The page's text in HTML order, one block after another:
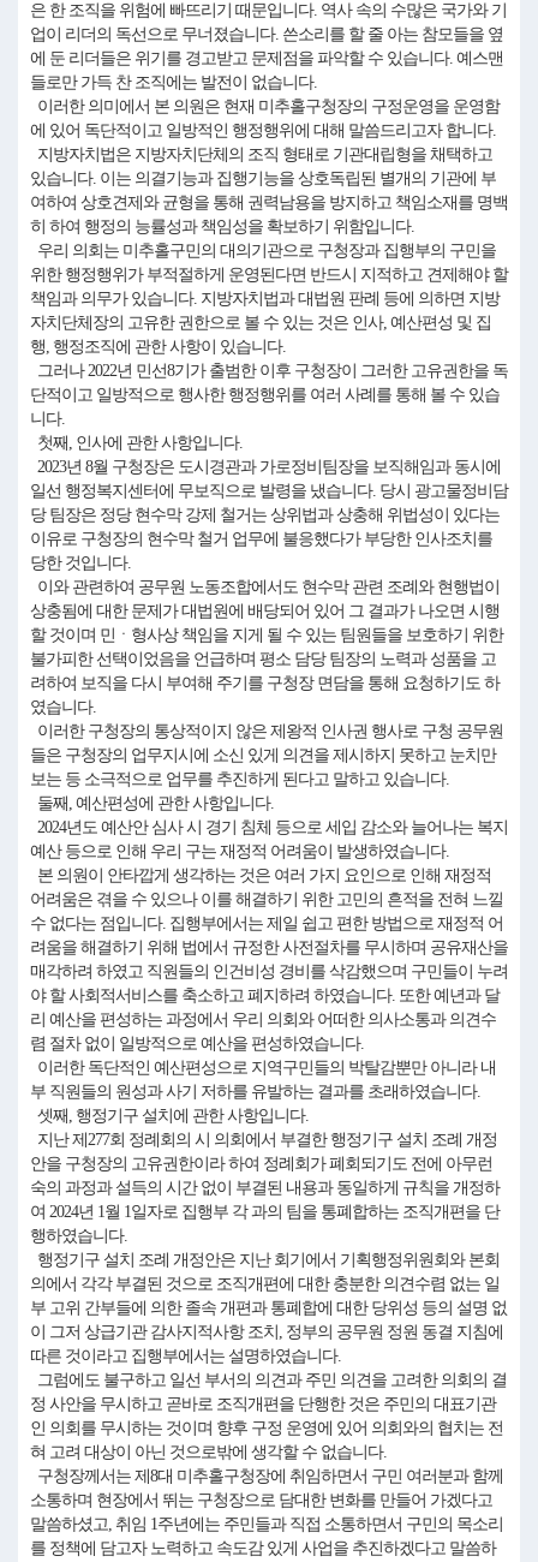
은 한 조직을 위험에 빠뜨리기 때문입니다. 역사 속의 수많은 국가와 기
업이 리더의 독선으로 무너졌습니다. 쓴소리를 할 줄 아는 참모들을 옆
에 둔 리더들은 위기를 경고받고 문제점을 파악할 수 있습니다. 예스맨
들로만 가득 찬 조직에는 발전이 없습니다.
이러한 의미에서 본 의원은 현재 미추홀구청장의 구정운영을 운영함
에 있어 독단적이고 일방적인 행정행위에 대해 말씀드리고자 합니다.
지방자치법은 지방자치단체의 조직 형태로 기관대립형을 채택하고
있습니다. 이는 의결기능과 집행기능을 상호독립된 별개의 기관에 부
여하여 상호견제와 균형을 통해 권력남용을 방지하고 책임소재를 명백
히 하여 행정의 능률성과 책임성을 확보하기 위함입니다.
우리 의회는 미추홀구민의 대의기관으로 구청장과 집행부의 구민을
위한 행정행위가 부적절하게 운영된다면 반드시 지적하고 견제해야 할
책임과 의무가 있습니다. 지방자치법과 대법원 판례 등에 의하면 지방
자치단체장의 고유한 권한으로 볼 수 있는 것은 인사, 예산편성 및 집
행, 행정조직에 관한 사항이 있습니다.
그러나 2022년 민선8기가 출범한 이후 구청장이 그러한 고유권한을 독
단적이고 일방적으로 행사한 행정행위를 여러 사례를 통해 볼 수 있습
니다.
첫째, 인사에 관한 사항입니다.
2023년 8월 구청장은 도시경관과 가로정비팀장을 보직해임과 동시에
일선 행정복지센터에 무보직으로 발령을 냈습니다. 당시 광고물정비담
당 팀장은 정당 현수막 강제 철거는 상위법과 상충해 위법성이 있다는
이유로 구청장의 현수막 철거 업무에 불응했다가 부당한 인사조치를
당한 것입니다.
이와 관련하여 공무원 노동조합에서도 현수막 관련 조례와 현행법이
상충됨에 대한 문제가 대법원에 배당되어 있어 그 결과가 나오면 시행
할 것이며 민ㆍ형사상 책임을 지게 될 수 있는 팀원들을 보호하기 위한
불가피한 선택이었음을 언급하며 평소 담당 팀장의 노력과 성품을 고
려하여 보직을 다시 부여해 주기를 구청장 면담을 통해 요청하기도 하
였습니다.
이러한 구청장의 통상적이지 않은 제왕적 인사권 행사로 구청 공무원
들은 구청장의 업무지시에 소신 있게 의견을 제시하지 못하고 눈치만
보는 등 소극적으로 업무를 추진하게 된다고 말하고 있습니다.
둘째, 예산편성에 관한 사항입니다.
2024년도 예산안 심사 시 경기 침체 등으로 세입 감소와 늘어나는 복지
예산 등으로 인해 우리 구는 재정적 어려움이 발생하였습니다.
본 의원이 안타깝게 생각하는 것은 여러 가지 요인으로 인해 재정적
어려움은 겪을 수 있으나 이를 해결하기 위한 고민의 흔적을 전혀 느낄
수 없다는 점입니다. 집행부에서는 제일 쉽고 편한 방법으로 재정적 어
려움을 해결하기 위해 법에서 규정한 사전절차를 무시하며 공유재산을
매각하려 하였고 직원들의 인건비성 경비를 삭감했으며 구민들이 누려
야 할 사회적서비스를 축소하고 폐지하려 하였습니다. 또한 예년과 달
리 예산을 편성하는 과정에서 우리 의회와 어떠한 의사소통과 의견수
렴 절차 없이 일방적으로 예산을 편성하였습니다.
이러한 독단적인 예산편성으로 지역구민들의 박탈감뿐만 아니라 내
부 직원들의 원성과 사기 저하를 유발하는 결과를 초래하였습니다.
셋째, 행정기구 설치에 관한 사항입니다.
지난 제277회 정례회의 시 의회에서 부결한 행정기구 설치 조례 개정
안을 구청장의 고유권한이라 하여 정례회가 폐회되기도 전에 아무런
숙의 과정과 설득의 시간 없이 부결된 내용과 동일하게 규칙을 개정하
여 2024년 1월 1일자로 집행부 각 과의 팀을 통폐합하는 조직개편을 단
행하였습니다.
행정기구 설치 조례 개정안은 지난 회기에서 기획행정위원회와 본회
의에서 각각 부결된 것으로 조직개편에 대한 충분한 의견수렴 없는 일
부 고위 간부들에 의한 졸속 개편과 통폐합에 대한 당위성 등의 설명 없
이 그저 상급기관 감사지적사항 조치, 정부의 공무원 정원 동결 지침에
따른 것이라고 집행부에서는 설명하였습니다.
그럼에도 불구하고 일선 부서의 의견과 주민 의견을 고려한 의회의 결
정 사안을 무시하고 곧바로 조직개편을 단행한 것은 주민의 대표기관
인 의회를 무시하는 것이며 향후 구정 운영에 있어 의회와의 협치는 전
혀 고려 대상이 아닌 것으로밖에 생각할 수 없습니다.
구청장께서는 제8대 미추홀구청장에 취임하면서 구민 여러분과 함께
소통하며 현장에서 뛰는 구청장으로 담대한 변화를 만들어 가겠다고
말씀하셨고, 취임 1주년에는 주민들과 직접 소통하면서 구민의 목소리
를 정책에 담고자 노력하고 속도감 있게 사업을 추진하겠다고 말씀하